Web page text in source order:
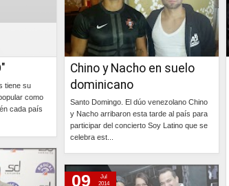
tiene su
como
cada país
Chino y Nacho en suelo
dominicano
Santo Domingo. El dúo venezolano Chino
y Nacho arribaron esta tarde al país para
participar del concierto Soy Latino que se
celebra est...
09
Jul
2014